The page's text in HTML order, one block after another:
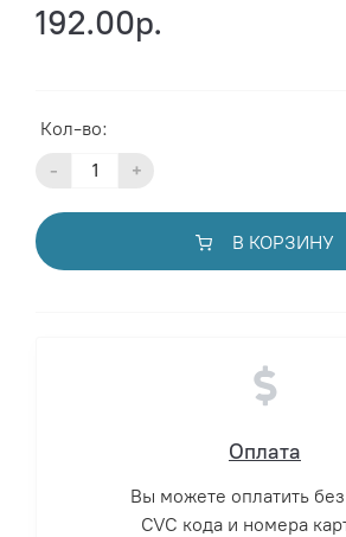
192.00р.
Кол-во:
- +
В КОРЗИНУ
Оплата
Вы можете оплатить
CVC кода и номера